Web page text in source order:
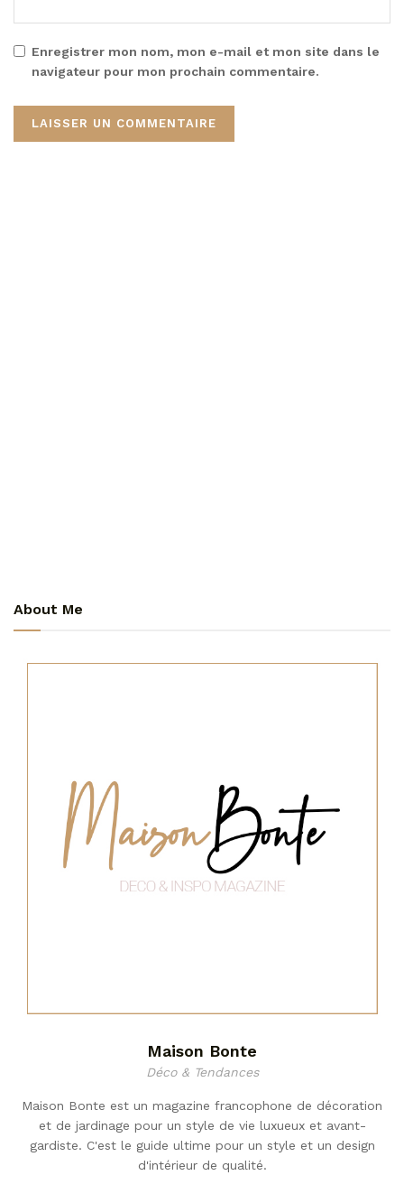
Enregistrer mon nom, mon e-mail et mon site dans le
navigateur pour mon prochain commentaire.
About Me
Maison Bonte
Déco & Tendances
Maison Bonte est un magazine francophone de décoration
et de jardinage pour un style de vie luxueux et avant-
gardiste. C'est le guide ultime pour un style et un design
d'intérieur de qualité.